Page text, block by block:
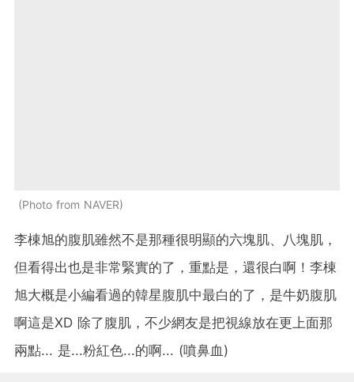
Photo from NAVER
李棟旭的腹肌雖然不是那種很明顯的六塊肌、八塊肌，
但看得出也是非常緊實的了，重點是，還很白啊！李棟
旭大概是小編看過的韓星腹肌中最白的了，是牛奶腹肌
啊這是XD 除了腹肌，不少網友是把視線放在更上面那
兩點... 是...粉紅色...的啊... (噴鼻血)